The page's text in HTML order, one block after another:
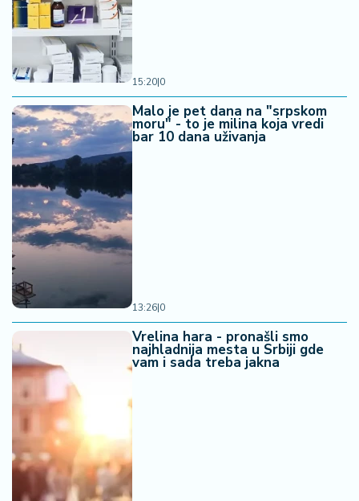
15:20|0
Malo je pet dana na "srpskom
moru" - to je milina koja vredi
bar 10 dana uživanja
13:26|0
Vrelina hara - pronašli smo
najhladnija mesta u Srbiji gde
vam i sada treba jakna